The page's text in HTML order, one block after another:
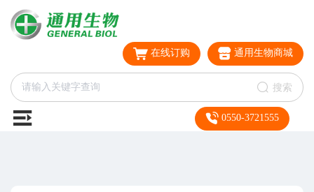
在线订购 通用生物商城
搜索
0550-3721555